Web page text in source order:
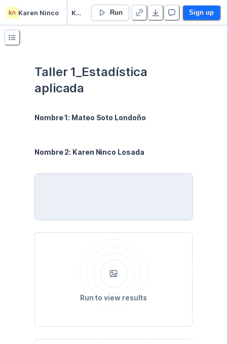
kn Karen Ninco Karen Ninco’s Untitled project Run Sign up
Taller 1_Estadística
aplicada
Nombre 1: Mateo Soto Londoño
Nombre 2: Karen Ninco Losada
Run to view results